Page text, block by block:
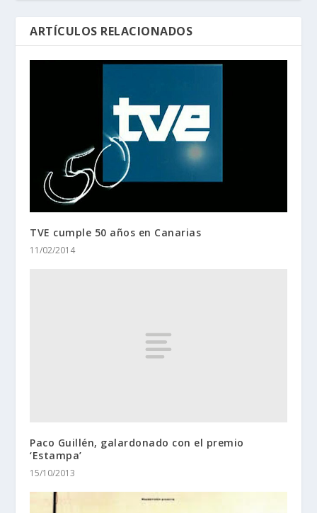
ARTÍCULOS RELACIONADOS
TVE cumple 50 años en Canarias
11/02/2014
Paco Guillén, galardonado con el premio
‘Estampa’
15/10/2013